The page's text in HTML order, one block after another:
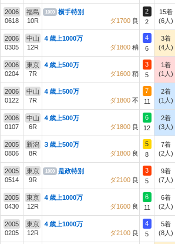
2006
0618
福島
10R
1000
横手特別
ダ1700 良
2
2
15着
(6人)
2006
0305
中山
12R
４歳上1000万
ダ1800 稍
4
6
3着
(4人)
2006
0204
東京
7R
４歳上500万
ダ1600 稍
3
5
1着
(1人)
2006
0122
中山
7R
４歳上500万
ダ1800 不
7
11
2着
(1人)
2006
0107
中山
6R
４歳上500万
ダ1800 良
6
12
2着
(3人)
2005
0806
新潟
8R
３歳上500万
ダ1800 良
5
8
7着
(2人)
2005
0514
東京
9R
1000
是政特別
ダ2100 良
3
5
9着
(7人)
2005
0430
東京
12R
４歳上1000万
ダ1600 良
6
11
6着
(2人)
2005
0205
東京
12R
４歳上1000万
ダ2100 良
4
5
5着
(8人)